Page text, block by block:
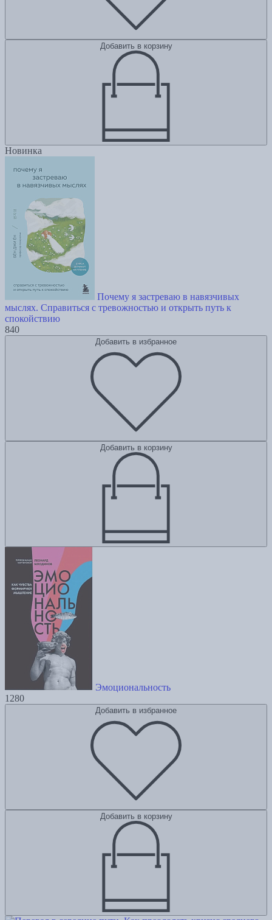
Добавить в корзину
Новинка
Почему я застреваю в навязчивых
мыслях. Справиться с тревожностью и открыть путь к
спокойствию
840
Добавить в избранное
Добавить в корзину
Эмоциональность
1280
Добавить в избранное
Добавить в корзину